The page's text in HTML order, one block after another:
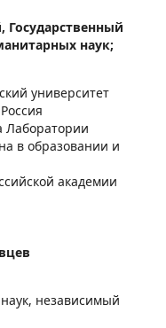
Государственный
наук;
университет
Лаборатории
в образовании и
академии
независимый